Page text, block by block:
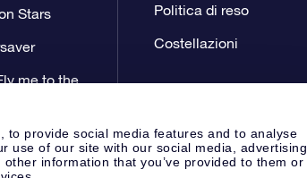
provide social media features and to analyse
use of our site with our social media, advertising
information that you’ve provided to them or
Stars
me to the
Politica di reso
Costellazioni